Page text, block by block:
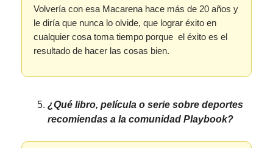
Volvería con esa Macarena hace más de 20 años y
le diría que nunca lo olvide, que lograr éxito en
cualquier cosa toma tiempo porque el éxito es el
resultado de hacer las cosas bien.
¿Qué libro, película o serie sobre deportes
recomiendas a la comunidad Playbook?